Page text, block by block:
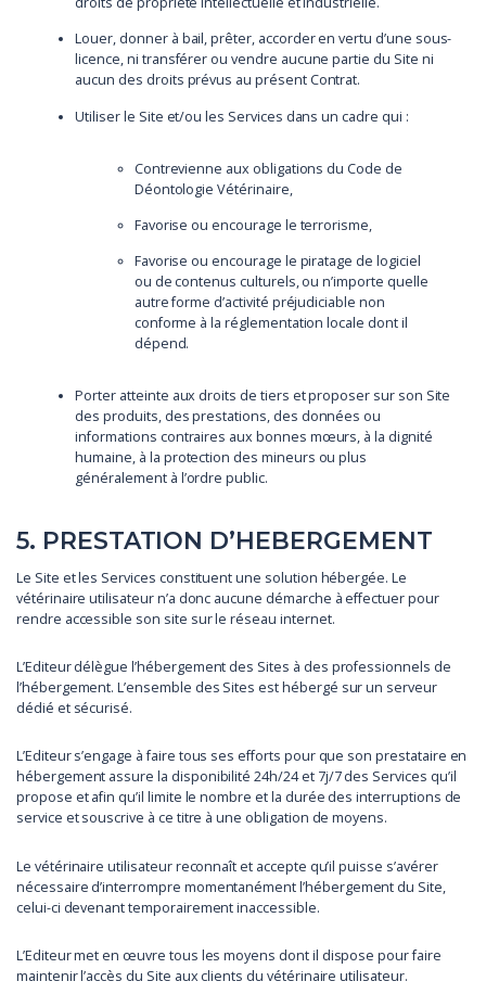
Louer, donner à bail, prêter, accorder en vertu d’une sous-
licence, ni transférer ou vendre aucune partie du Site ni
aucun des droits prévus au présent Contrat.
Utiliser le Site et/ou les Services dans un cadre qui :
Contrevienne aux obligations du Code de
Déontologie Vétérinaire,
Favorise ou encourage le terrorisme,
Favorise ou encourage le piratage de logiciel
ou de contenus culturels, ou n’importe quelle
autre forme d’activité préjudiciable non
conforme à la réglementation locale dont il
dépend.
Porter atteinte aux droits de tiers et proposer sur son Site
des produits, des prestations, des données ou
informations contraires aux bonnes mœurs, à la dignité
humaine, à la protection des mineurs ou plus
généralement à l’ordre public.
5. PRESTATION D’HEBERGEMENT
Le Site et les Services constituent une solution hébergée. Le
vétérinaire utilisateur n’a donc aucune démarche à effectuer pour
rendre accessible son site sur le réseau internet.
L’Editeur délègue l’hébergement des Sites à des professionnels de
l’hébergement. L’ensemble des Sites est hébergé sur un serveur
dédié et sécurisé.
L’Editeur s’engage à faire tous ses efforts pour que son prestataire en
hébergement assure la disponibilité 24h/24 et 7j/7 des Services qu’il
propose et afin qu’il limite le nombre et la durée des interruptions de
service et souscrive à ce titre à une obligation de moyens.
Le vétérinaire utilisateur reconnaît et accepte qu’il puisse s’avérer
nécessaire d’interrompre momentanément l’hébergement du Site,
celui-ci devenant temporairement inaccessible.
L’Editeur met en œuvre tous les moyens dont il dispose pour faire
maintenir l’accès du Site aux clients du vétérinaire utilisateur.